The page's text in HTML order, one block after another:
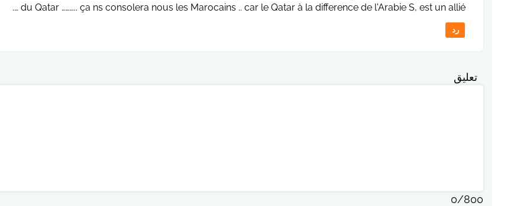
du Qatar ……….. ça ns consolera nous les Marocains .. car le Qatar à la difference de l'Arabie S, est un allié ….
رد
تعليق
0/800